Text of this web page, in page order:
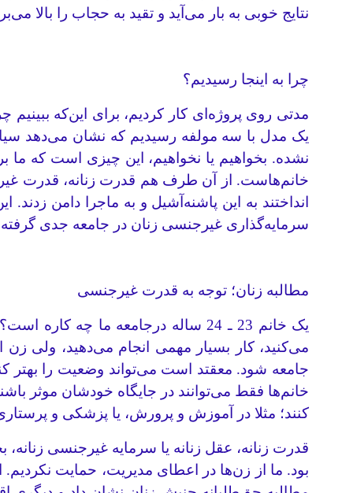
نتایج خوبی به بار می‌آید و تقید به حجاب را بالا
چرا به اینجا رسیدیم؟
مدتی روی پروژه‌ای کار کردیم، برای این‌که
یک مدل با سه مولفه‌ رسیدیم که نشان می‌دهد
نشده. بخواهیم یا نخواهیم، این چیزی است که
خانم‌هاست. از آن طرف هم قدرت زنانه، قدرت
انداختند به این پاشنه‌آشیل و به ماجرا دامن
سرمایه‌گذاری غیرجنسی زنان در جامعه جدی گرفته
مطالبه زنان؛ توجه به قدرت غیرجنسی
می‌کنید، کار بسیار مهمی انجام می‌دهید، ولی
جامعه شود. معقتد است می‌تواند وضعیت را بهتر
خانم‌ها فقط می‌توانند در جایگاه خودشان موثر
کنند؛ مثلا در آموزش و پرورش، یا پزشکی و
قدرت زنانه، عقل زنانه یا سرمایه غیرجنسی
بود. ما از زن‌ها در اعطای مدیریت، حمایت